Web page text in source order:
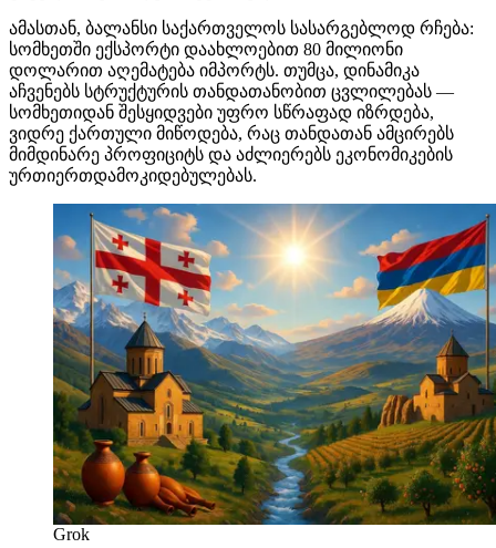
ამასთან, ბალანსი საქართველოს სასარგებლოდ რჩება:
სომხეთში ექსპორტი დაახლოებით 80 მილიონი
დოლარით აღემატება იმპორტს. თუმცა, დინამიკა
აჩვენებს სტრუქტურის თანდათანობით ცვლილებას —
სომხეთიდან შესყიდვები უფრო სწრაფად იზრდება,
ვიდრე ქართული მიწოდება, რაც თანდათან ამცირებს
მიმდინარე პროფიციტს და აძლიერებს ეკონომიკების
ურთიერთდამოკიდებულებას.
Grok